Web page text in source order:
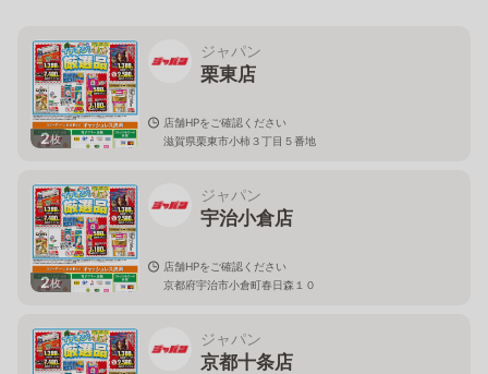
2枚
ジャパン
栗東店
店舗HPをご確認ください
滋賀県栗東市小柿３丁目５番地
2枚
ジャパン
宇治小倉店
店舗HPをご確認ください
京都府宇治市小倉町春日森１０
ジャパン
京都十条店